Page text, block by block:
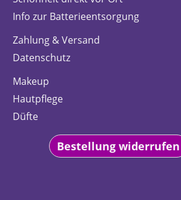
Info zur Batterieentsorgung
Zahlung & Versand
Datenschutz
Makeup
Hautpflege
Düfte
Bestellung widerrufen